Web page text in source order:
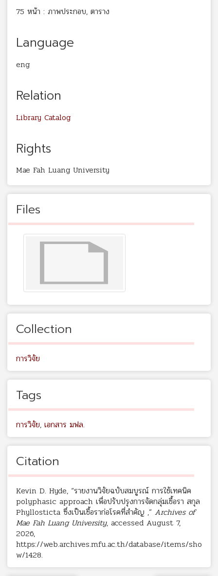
75 หน้า : ภาพประกอบ, ตาราง
Language
eng
Relation
Library Catalog
Rights
Mae Fah Luang University
Files
Collection
การวิจัย
Tags
การวิจัย, เอกสาร มฟล.
Citation
Kevin D. Hyde, “รายงานวิจัยฉบับสมบูรณ์ การใช้เทคนิค
polyphasic approach เพื่อปรับปรุงการจัดกลุ่มเชื้อรา สกุล
Phyllosticta ซึ่งเป็นเชื้อราก่อโรคที่สำคัญ ,” Archives of
Mae Fah Luang University, accessed August 7,
2026,
https://web.archives.mfu.ac.th/database/items/sho
w/1428.